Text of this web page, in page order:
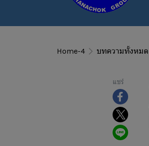
Home-4 บทความทั้งหมด
แชร์